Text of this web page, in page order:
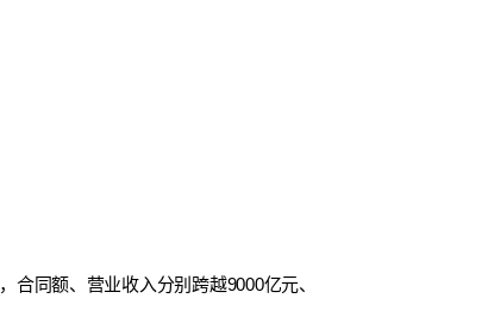
同额、营业收入分别跨越9000亿元、